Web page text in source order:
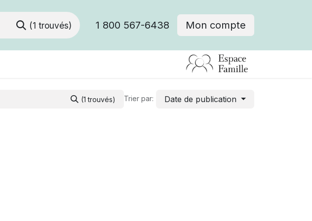
(1 trouvés) 1 800 567-6438 Mon compte
(1 trouvés) Trier par: Date de publication